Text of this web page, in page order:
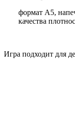
формат А5,
качества
Игра подходит для